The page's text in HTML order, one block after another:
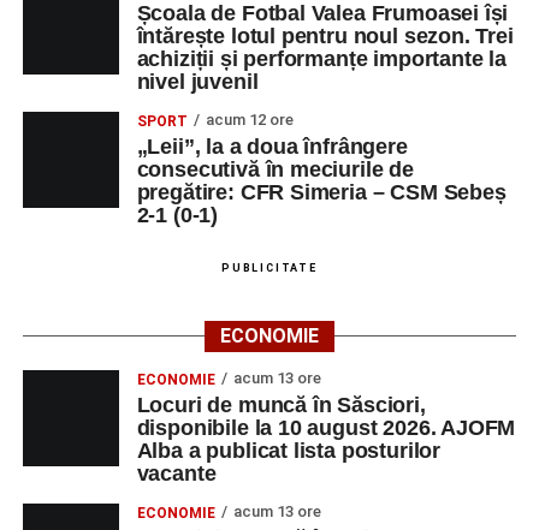
Școala de Fotbal Valea Frumoasei își
întărește lotul pentru noul sezon. Trei
achiziții și performanțe importante la
nivel juvenil
SPORT acum 12 ore
„Leii”, la a doua înfrângere
consecutivă în meciurile de
pregătire: CFR Simeria – CSM Sebeș
2-1 (0-1)
PUBLICITATE
ECONOMIE
ECONOMIE acum 13 ore
Locuri de muncă în Săsciori,
disponibile la 10 august 2026. AJOFM
Alba a publicat lista posturilor
vacante
ECONOMIE acum 13 ore